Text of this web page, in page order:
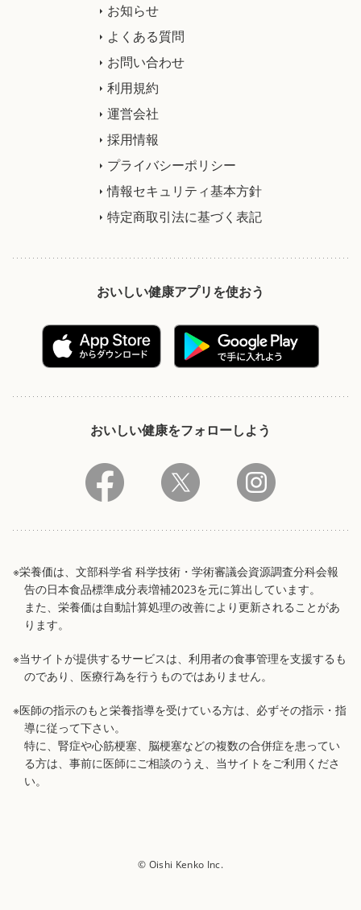
お知らせ
よくある質問
お問い合わせ
利用規約
運営会社
採用情報
プライバシーポリシー
情報セキュリティ基本方針
特定商取引法に基づく表記
おいしい健康アプリを使おう
おいしい健康をフォローしよう
※栄養価は、文部科学省 科学技術・学術審議会資源調査分科会報
告の日本食品標準成分表増補2023を元に算出しています。
また、栄養価は自動計算処理の改善により更新されることがあ
ります。
※当サイトが提供するサービスは、利用者の食事管理を支援するも
のであり、医療行為を行うものではありません。
※医師の指示のもと栄養指導を受けている方は、必ずその指示・指
導に従って下さい。
特に、腎症や心筋梗塞、脳梗塞などの複数の合併症を患ってい
る方は、事前に医師にご相談のうえ、当サイトをご利用くださ
い。
© Oishi Kenko Inc.